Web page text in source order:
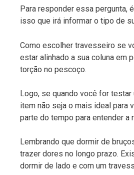
Para responder essa pergunta,
isso que irá informar o tipo de
Como escolher travesseiro se
estar alinhado a sua coluna em
torção no pescoço.
Logo, se quando você for
item não seja o mais ideal para
parte do tempo para entender a
Lembrando que dormir de
trazer dores no longo prazo.
dormir de lado e com um